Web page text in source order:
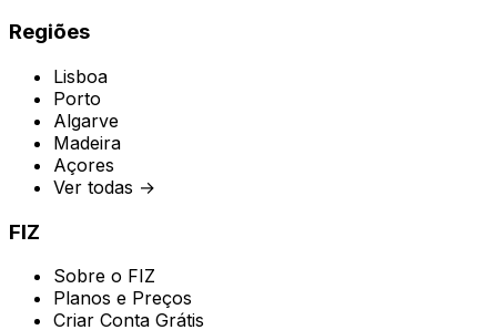
Regiões
Lisboa
Porto
Algarve
Madeira
Açores
Ver todas →
FIZ
Sobre o FIZ
Planos e Preços
Criar Conta Grátis